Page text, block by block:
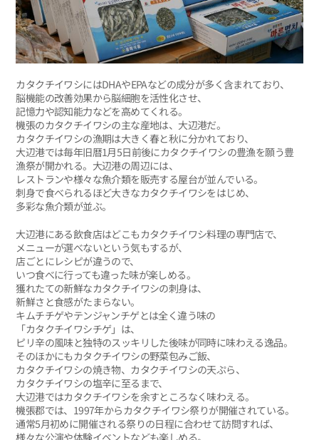
カタクチイワシにはDHAやEPAなどの成分が多く含まれており、
脳機能の改善効果から脳細胞を活性化させ、
記憶力や認知能力などを高めてくれる。
機張のカタクチイワシの主な産地は、大辺港だ。
カタクチイワシの漁期は大きく春と秋に分かれており、
大辺港では毎年旧暦1月5日前後にカタクチイワシの豊漁を願う豊
漁祭が開かれる。大辺港の周辺には、
レストランや様々な魚介類を販売する屋台が並んでいる。
刺身で食べられるほど大きなカタクチイワシをはじめ、
多彩な魚介類が並ぶ。
大辺港にある飲食店はどこもカタクチイワシ料理の専門店で、
メニューが選べないという気もするが、
店ごとにレシピが違うので、
いつ食べに行っても違った味が楽しめる。
獲れたての新鮮なカタクチイワシの刺身は、
新鮮さと食感がたまらない。
キムチチゲやテンジャンチゲとは全く違う味の
「カタクチイワシチゲ」は、
ピリ辛の風味と独特のスッキリした後味が同時に味わえる逸品。
そのほかにもカタクチイワシの野菜包みご飯、
カタクチイワシの焼き物、カタクチイワシの天ぷら、
カタクチイワシの塩辛に至るまで、
大辺港ではカタクチイワシを余すところなく味わえる。
機張郡では、1997年からカタクチイワシ祭りが開催されている。
通常5月初めに開催される祭りの日程に合わせて訪問すれば、